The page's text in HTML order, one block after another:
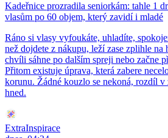
Kadeřnice prozradila seniorkám: tahle 1
vlasům po 60 objem, který zavidí i mladé
Ráno si vlasy vyfoukáte, uhladíte,
než dojdete z nákupu, leží zase zplihle na
chvíli sáhne po dalším spreji nebo začne
Přitom existuje úprava, která zabere
korunu. Žádné kouzlo se nekoná, rozdíl v
hned.
ExtraInspirace